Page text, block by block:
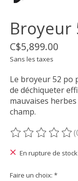
Broyeur
C$5,899.00
Sans les taxes
Le broyeur 52 po
de déchiqueter
mauvaises
champ.
Ce produit est
En rupture de stock
Faire un choix: *